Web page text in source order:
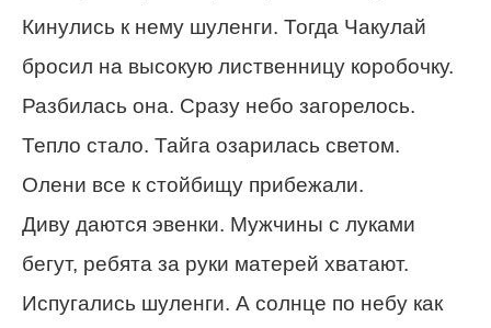
Кинулись к нему шуленги. Тогда Чакулай
бросил на высокую лиственницу коробочку.
Разбилась она. Сразу небо загорелось.
Тепло стало. Тайга озарилась светом.
Олени все к стойбищу прибежали.
Диву даются эвенки. Мужчины с луками
бегут, ребята за руки матерей хватают.
Испугались шуленги. А солнце по небу как